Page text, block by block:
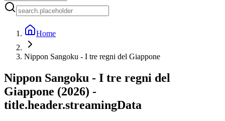
Home
Nippon Sangoku - I tre regni del Giappone
Nippon Sangoku - I tre regni del
Giappone (2026) -
title.header.streamingData